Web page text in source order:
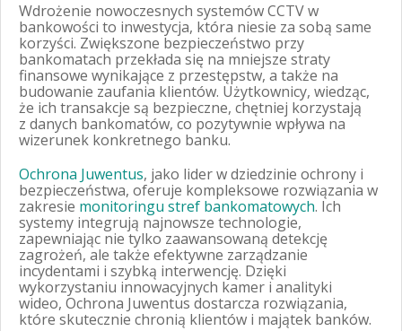
Wdrożenie nowoczesnych systemów CCTV w
bankowości to inwestycja, która niesie za sobą same
korzyści. Zwiększone bezpieczeństwo przy
bankomatach przekłada się na mniejsze straty
finansowe wynikające z przestępstw, a także na
budowanie zaufania klientów. Użytkownicy, wiedząc,
że ich transakcje są bezpieczne, chętniej korzystają
z danych bankomatów, co pozytywnie wpływa na
wizerunek konkretnego banku.
Ochrona Juwentus, jako lider w dziedzinie ochrony i
bezpieczeństwa, oferuje kompleksowe rozwiązania w
zakresie monitoringu stref bankomatowych. Ich
systemy integrują najnowsze technologie,
zapewniając nie tylko zaawansowaną detekcję
zagrożeń, ale także efektywne zarządzanie
incydentami i szybką interwencję. Dzięki
wykorzystaniu innowacyjnych kamer i analityki
wideo, Ochrona Juwentus dostarcza rozwiązania,
które skutecznie chronią klientów i majątek banków.